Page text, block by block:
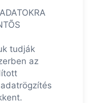
tudják
az